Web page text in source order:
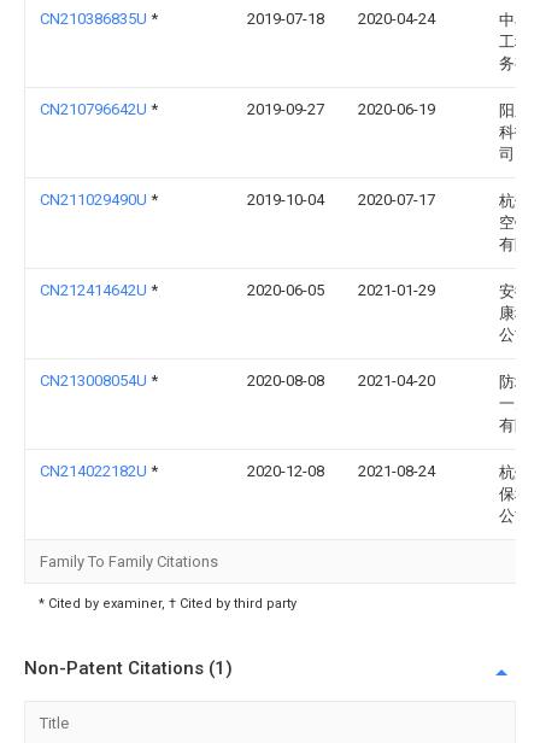
CN210386835U * 2019-07-18 2020-04-24
中石
工程
务有
CN210796642U * 2019-09-27 2020-06-19
阳新
科技
司
CN211029490U * 2019-10-04 2020-07-17
杭州
空镀
有限
CN212414642U * 2020-06-05 2021-01-29
安徽
康科
公司
CN213008054U * 2020-08-08 2021-04-20
防城
一冶
有限
CN214022182U * 2020-12-08 2021-08-24
杭州
保科
公司
Family To Family Citations
* Cited by examiner, † Cited by third party
Non-Patent Citations (1)
Title